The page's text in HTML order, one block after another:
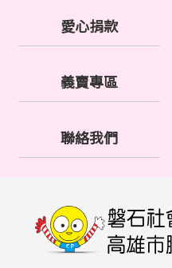
愛心捐款
義賣專區
聯絡我們